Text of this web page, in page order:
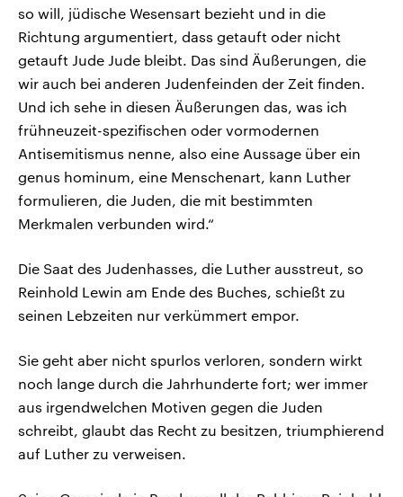
so will, jüdische Wesensart bezieht und in die
Richtung argumentiert, dass getauft oder nicht
getauft Jude Jude bleibt. Das sind Äußerungen, die
wir auch bei anderen Judenfeinden der Zeit finden.
Und ich sehe in diesen Äußerungen das, was ich
frühneuzeit-spezifischen oder vormodernen
Antisemitismus nenne, also eine Aussage über ein
genus hominum, eine Menschenart, kann Luther
formulieren, die Juden, die mit bestimmten
Merkmalen verbunden wird.“
Die Saat des Judenhasses, die Luther ausstreut, so
Reinhold Lewin am Ende des Buches, schießt zu
seinen Lebzeiten nur verkümmert empor.
Sie geht aber nicht spurlos verloren, sondern wirkt
noch lange durch die Jahrhunderte fort; wer immer
aus irgendwelchen Motiven gegen die Juden
schreibt, glaubt das Recht zu besitzen, triumphierend
auf Luther zu verweisen.